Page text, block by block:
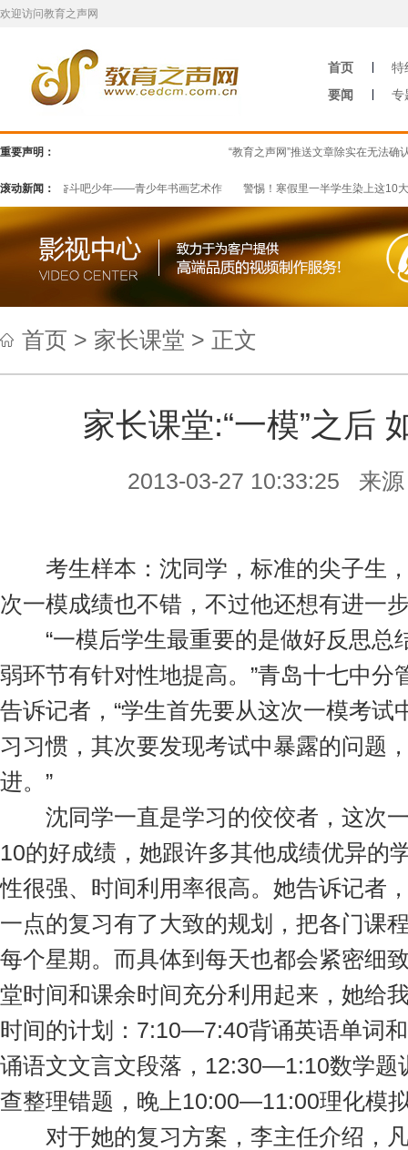
欢迎访问教育之声网
首页
特
要闻
专
重要声明： “教育之声网”推送文章除实在无法确认
滚动新闻：
同心向党 奋斗吧少年——青少年书画艺术作 警惕！寒假里一半学生染上这10大
首页 > 家长课堂 > 正文
家长课堂:“一模”之后
2013-03-27 10:33:25 来
考生样本：沈同学，标准的尖子生，
次一模成绩也不错，不过他还想有进一
“一模后学生最重要的是做好反思总
弱环节有针对性地提高。”青岛十七中分
告诉记者，“学生首先要从这次一模考试
习习惯，其次要发现考试中暴露的问题
进。”
沈同学一直是学习的佼佼者，这次一
10的好成绩，她跟许多其他成绩优异的
性很强、时间利用率很高。她告诉记者
一点的复习有了大致的规划，把各门课
每个星期。而具体到每天也都会紧密细
堂时间和课余时间充分利用起来，她给
时间的计划：7:10—7:40背诵英语单词
诵语文文言文段落，12:30—1:10数学
查整理错题，晚上10:00—11:00理化
对于她的复习方案，李主任介绍，凡